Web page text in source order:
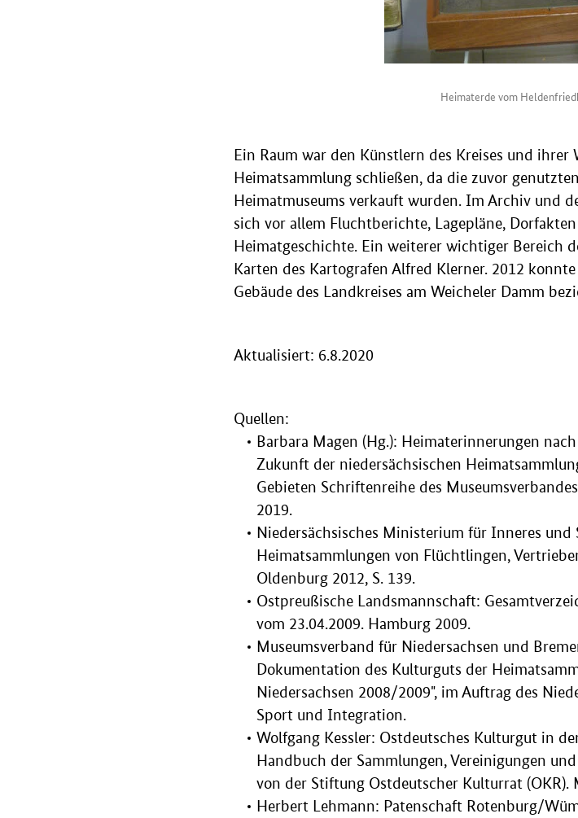
Heimaterde vom
Ein Raum war den Künstlern des Kreises und ihrer
Heimatsammlung schließen, da die zuvor
Heimatmuseums verkauft wurden. Im Archiv und
sich vor allem Fluchtberichte, Lagepläne,
Heimatgeschichte. Ein weiterer wichtiger Bereich
Karten des Kartografen Alfred Klerner. 2012 konnte
Gebäude des Landkreises am Weicheler Damm
Aktualisiert: 6.8.2020
Quellen:
Barbara Magen (Hg.): Heimaterinnerungen
Zukunft der niedersächsischen
Gebieten Schriftenreihe des
2019.
Niedersächsisches Ministerium für Inneres
Heimatsammlungen von Flüchtlingen,
Oldenburg 2012, S. 139.
Ostpreußische Landsmannschaft:
vom 23.04.2009. Hamburg 2009.
Museumsverband für Niedersachsen und
Dokumentation des Kulturguts der
Niedersachsen 2008/2009", im Auftrag des
Sport und Integration.
Wolfgang Kessler: Ostdeutsches Kulturgut in
Handbuch der Sammlungen, Vereinigungen
von der Stiftung Ostdeutscher Kulturrat (OKR).
Herbert Lehmann: Patenschaft Rotenburg/